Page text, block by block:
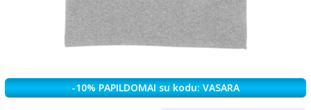
-10% PAPILDOMAI su kodu: VASARA